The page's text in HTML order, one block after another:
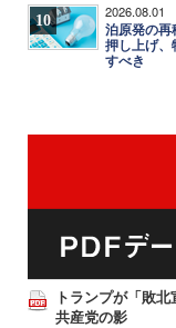
10 2026.08.01
泊原発の再
押し上げ、
すべき
トランプが「敗
共産党の影